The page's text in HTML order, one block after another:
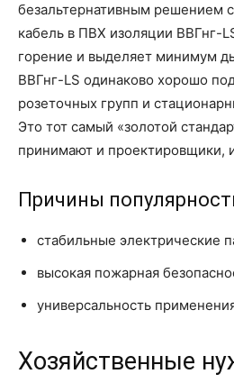
безальтернативным решением
кабель в ПВХ изоляции ВВГнг-
горение и выделяет минимум
ВВГнг-LS одинаково хорошо
розеточных групп и
Это тот самый «золотой
принимают и проектировщики,
Причины
стабильные электрические
высокая пожарная
универсальность
Хозяйственные